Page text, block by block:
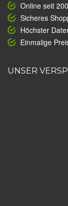
Online seit
Sicheres
Höchster
Einmalige
UNSER